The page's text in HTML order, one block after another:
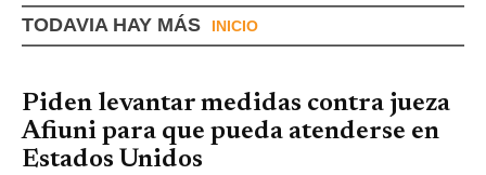
TODAVIA HAY MÁS INICIO
Piden levantar medidas contra jueza
Afiuni para que pueda atenderse en
Estados Unidos